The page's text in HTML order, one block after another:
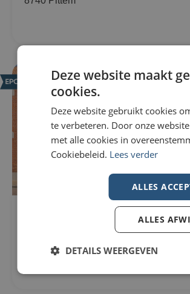
NIEUW
Woning Te koop in Wevelgem
8560 Wevelgem
Deze website maakt
cookies.
Deze website gebruikt cookies
te verbeteren. Door onze
met alle cookies in
Cookiebeleid. Lees verder
ALLES
ALLES
DETAILS WEERGEVEN